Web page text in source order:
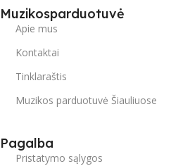
Muzikosparduotuvė
Apie mus
Kontaktai
Tinklaraštis
Muzikos parduotuvė Šiauliuose
Pagalba
Pristatymo sąlygos